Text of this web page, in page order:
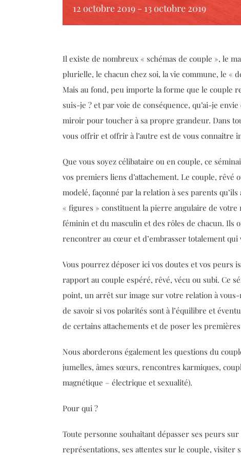
12 octobre 2019 - 13 octobre 2019
Il existe de nombreux « schémas de couple », le
plurielle, le chacun chez soi, la vie commune, le «
Mais au fond, peu importe la forme que le couple
suis-je ? et par voie de conséquence, qu’ai-je
miroir pour toucher à sa propre grandeur. Dans
vous offrir et offrir à l’autre est de vous connaitre
Que vous soyez célibataire ou en couple, ce
vos premiers liens d’attachement. Le couple, rêvé
modelé, façonné par la relation à ses parents
« figures » constituent la pierre angulaire de votre
féminin et du masculin et des rôles de chacun. Ils
rencontrer au cœur et d’embrasser totalement qui
Vous pourrez déposer ici vos doutes et vos peurs
rapport au couple espéré, rêvé, vécu ou subi. Ce
point, un arrêt sur image sur votre relation à
de savoir si vos polarités sont à l’équilibre et
de certains attachements et de poser les
Nous aborderons également les questions du
jumelles, âmes sœurs, rencontres karmiques,
magnétique – électrique et sexualité).
Pour qui ?
Toute personne souhaitant dépasser ses peurs
représentations, ses attentes sur le couple, visiter